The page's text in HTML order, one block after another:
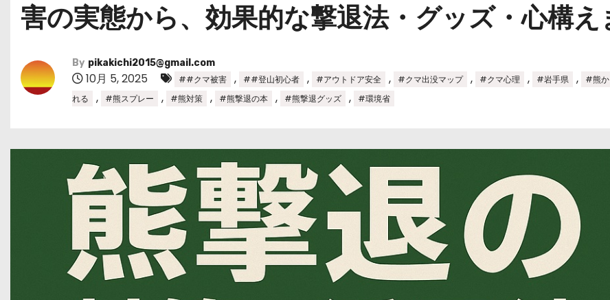
害の実態から、効果的な撃退法・グッズ・心構え
By pikakichi2015@gmail.com
10月 5, 2025 ##クマ被害 , ##登山初心者 , #アウトドア安全 , #クマ出没マップ , #クマ心理 , #岩手県 , #熊か
れる
, #熊スプレー , #熊対策 , #熊撃退の本 , #熊撃退グッズ , #環境省